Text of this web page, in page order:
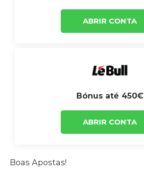
ABRIR CONTA
Bónus até 450€
ABRIR CONTA
Boas Apostas!